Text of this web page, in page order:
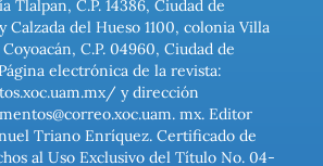
Tlalpan, C.P. 14386, Ciudad de
Calzada del Hueso 1100, colonia Villa
C.P. 04960, Ciudad de
electrónica de la revista:
y dirección
mx. Editor
Triano Enríquez. Certificado de
al Uso Exclusivo del Título No. 04-